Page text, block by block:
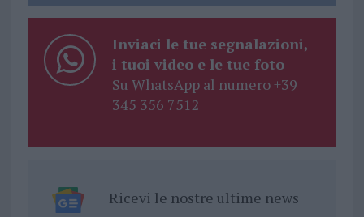
Inviaci le tue segnalazioni,
i tuoi video e le tue foto
Su WhatsApp al numero +39
345 356 7512
Ricevi le nostre ultime news